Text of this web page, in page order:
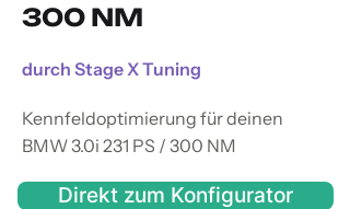
300 NM
durch Stage X Tuning
Kennfeldoptimierung für deinen
BMW 3.0i 231 PS / 300 NM
Direkt zum Konfigurator